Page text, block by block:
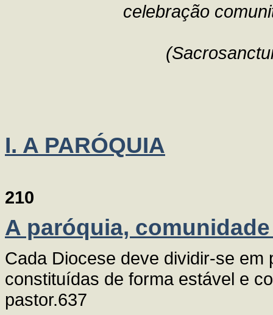
celebração
I. A PARÓQUIA
210
A paróquia,
Cada Diocese deve dividir-se
constituídas de forma estável e
pastor.637